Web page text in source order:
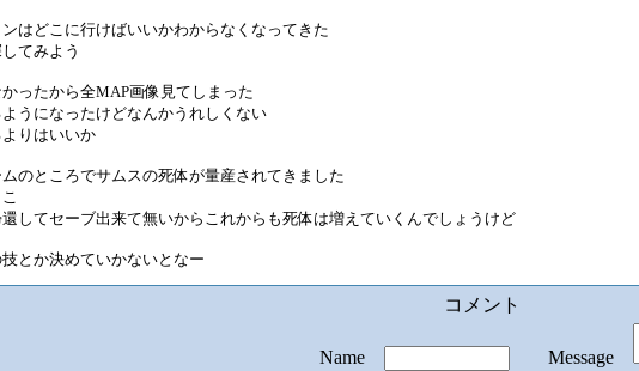
はどこに行けばいいかわからなくなってきた
てみよう
ったから全MAP画像見てしまった
うになったけどなんかうれしくない
りはいいか
のところでサムスの死体が量産されてきました
してセーブ出来て無いからこれからも死体は増えていくんでしょうけど
とか決めていかないとなー
コメント
Name Message